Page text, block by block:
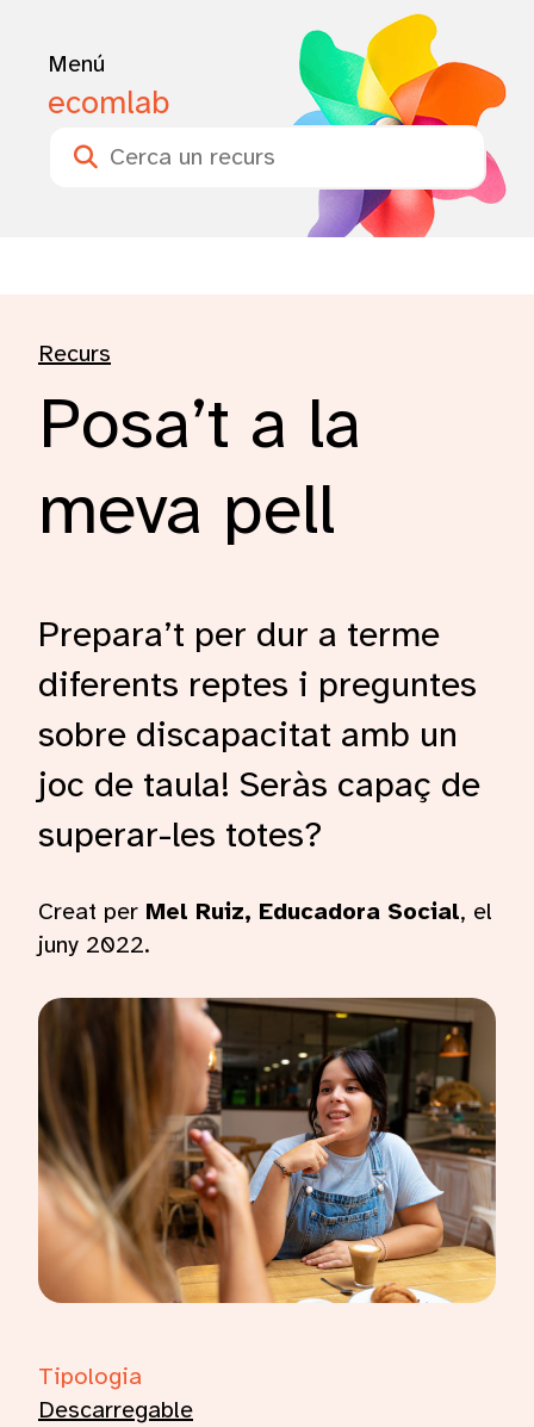
Menú
ecomlab
Recurs
Posa’t a la
meva pell
Prepara’t per dur a terme
diferents reptes i preguntes
sobre discapacitat amb un
joc de taula! Seràs capaç de
superar-les totes?
Creat per Mel Ruiz, Educadora Social, el
juny 2022.
Característiques
Tipologia
Descarregable